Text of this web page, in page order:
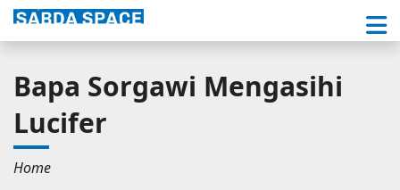
Bapa Sorgawi Mengasihi
Lucifer
Home